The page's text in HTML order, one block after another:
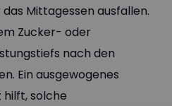
Mittagessen ausfallen.
Zucker- oder
nach den
Ein ausgewogenes
solche